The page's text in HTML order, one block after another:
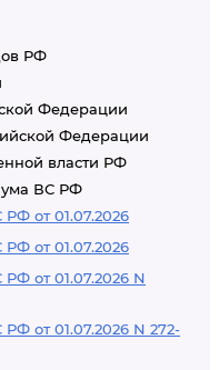
РФ
Федерации
Федерации
власти РФ
ВС РФ
от 01.07.2026
от 01.07.2026
от 01.07.2026 N
от 01.07.2026 N 272-